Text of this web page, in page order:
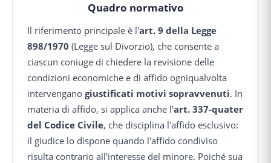
Quadro normativo
Il riferimento principale è l'art. 9 della Legge
898/1970 (Legge sul Divorzio), che consente a
ciascun coniuge di chiedere la revisione delle
condizioni economiche e di affido ogniqualvolta
intervengano giustificati motivi sopravvenuti. In
materia di affido, si applica anche l'art. 337-quater
del Codice Civile, che disciplina l'affido esclusivo:
il giudice lo dispone quando l'affido condiviso
risulta contrario all'interesse del minore. Poiché sua